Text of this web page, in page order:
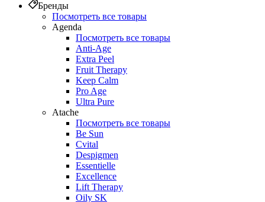
Бренды
Посмотреть все товары
Agenda
Посмотреть все товары
Anti‑Age
Extra Peel
Fruit Therapy
Keep Calm
Pro Age
Ultra Pure
Atache
Посмотреть все товары
Be Sun
Cvital
Despigmen
Essentielle
Excellence
Lift Therapy
Oily SK